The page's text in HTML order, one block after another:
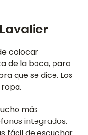
colocar
de la boca, para
que se dice. Los
más
integrados.
fácil de escuchar